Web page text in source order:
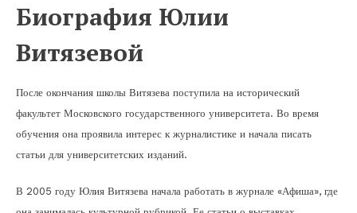
Биография Юлии
Витязевой
После окончания школы Витязева поступила на исторический
факультет Московского государственного университета. Во время
обучения она проявила интерес к журналистике и начала писать
статьи для университетских изданий.
В 2005 году Юлия Витязева начала работать в журнале «Афиша», где